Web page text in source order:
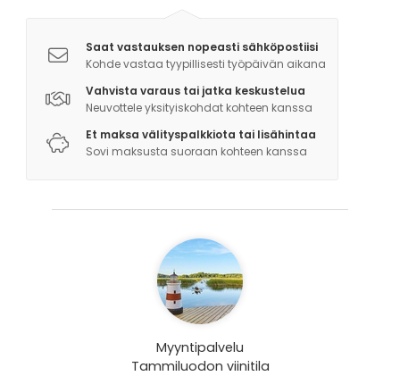
Saat vastauksen nopeasti sähköpostiisi
Kohde vastaa tyypillisesti työpäivän aikana
Vahvista varaus tai jatka keskustelua
Neuvottele yksityiskohdat kohteen kanssa
Et maksa välityspalkkiota tai lisähintaa
Sovi maksusta suoraan kohteen kanssa
Myyntipalvelu
Tammiluodon viinitila